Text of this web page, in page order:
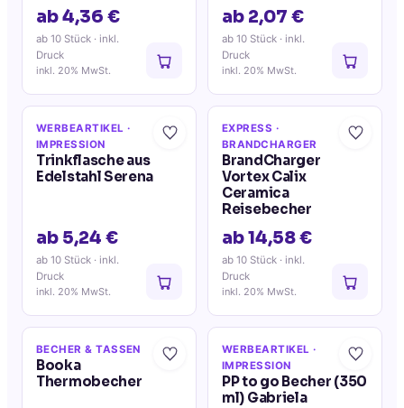
ab 4,36 €
ab 10 Stück · inkl.
Druck
inkl. 20% MwSt.
ab 2,07 €
ab 10 Stück · inkl.
Druck
inkl. 20% MwSt.
WERBEARTIKEL ·
IMPRESSION
Trinkflasche aus
Edelstahl Serena
ab 5,24 €
ab 10 Stück · inkl.
Druck
inkl. 20% MwSt.
EXPRESS ·
BRANDCHARGER
BrandCharger
Vortex Calix
Ceramica
Reisebecher
ab 14,58 €
ab 10 Stück · inkl.
Druck
inkl. 20% MwSt.
BECHER & TASSEN
Booka
Thermobecher
WERBEARTIKEL ·
IMPRESSION
PP to go Becher (350
ml) Gabriela